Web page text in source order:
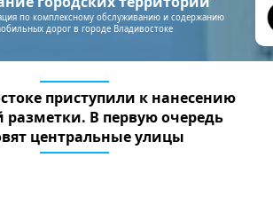
по комплексному обслуживанию и содержанию
дорог в городе Владивостоке
приступили к нанесению
В первую очередь
центральные улицы